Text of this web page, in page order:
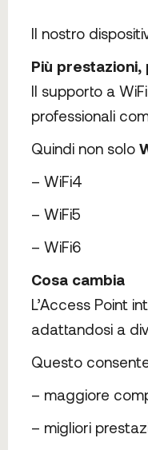
Il nostro
Più
Il supporto a
professionali
Quindi non solo
– WiFi4
– WiFi5
– WiFi6
Cosa cambia
L’Access Point
adattandosi a
Questo
– maggiore
– migliori